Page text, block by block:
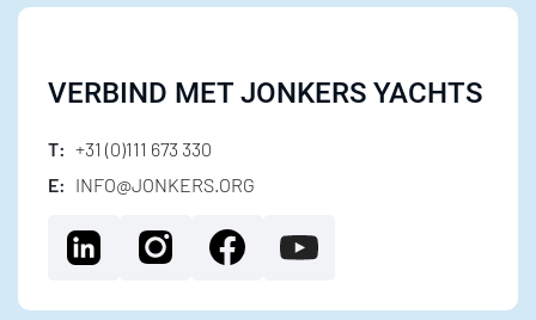
VERBIND MET JONKERS YACHTS
T: +31 (0)111 673 330
E: INFO@JONKERS.ORG